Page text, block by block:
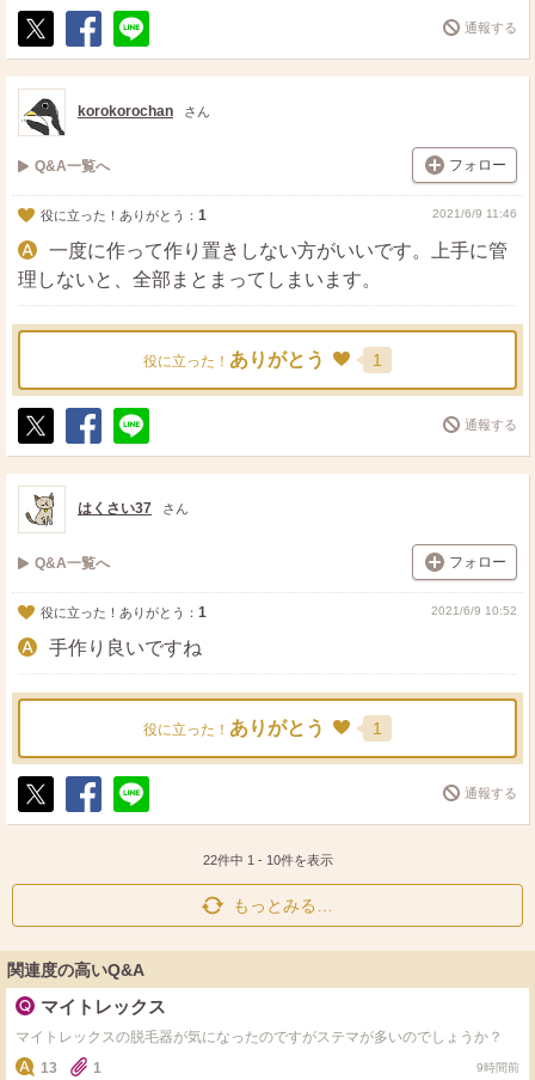
ポ
ス
ト
シ
ェ
送
る
通報する
korokorochan さん
Q&A一覧へ フォロー
役に立った！ありがとう： 1 2021/6/9 11:46
一度に作って作り置きしない方がいいです。上手に管
理しないと、全部まとまってしまいます。
役に立った！ ありがとう 1
ポ
ス
ト
シ
ェ
送
る
通報する
はくさい37 さん
Q&A一覧へ フォロー
役に立った！ありがとう： 1 2021/6/9 10:52
手作り良いですね
役に立った！ ありがとう 1
ポ
シ
送
通報する
22件中 1 - 10件を表示
もっとみる…
関連度の高いQ&A
マイトレックス
マイトレックスの脱毛器が気になったのですがステマが多いのでしょうか？
13
1 9時間前